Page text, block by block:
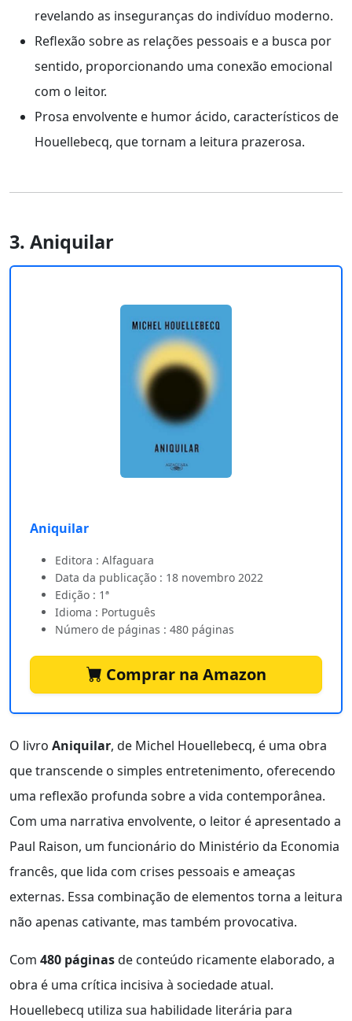
revelando as inseguranças do indivíduo moderno.
Reflexão sobre as relações pessoais e a busca por
sentido, proporcionando uma conexão emocional
com o leitor.
Prosa envolvente e humor ácido, característicos de
Houellebecq, que tornam a leitura prazerosa.
3. Aniquilar
Aniquilar
Editora : Alfaguara
Data da publicação : 18 novembro 2022
Edição : 1ª
Idioma : Português
Número de páginas : 480 páginas
Comprar na Amazon
O livro Aniquilar, de Michel Houellebecq, é uma obra
que transcende o simples entretenimento, oferecendo
uma reflexão profunda sobre a vida contemporânea.
Com uma narrativa envolvente, o leitor é apresentado a
Paul Raison, um funcionário do Ministério da Economia
francês, que lida com crises pessoais e ameaças
externas. Essa combinação de elementos torna a leitura
não apenas cativante, mas também provocativa.
Com 480 páginasde conteúdo ricamente elaborado, a
obra é uma crítica incisiva à sociedade atual.
Houellebecq utiliza sua habilidade literária para